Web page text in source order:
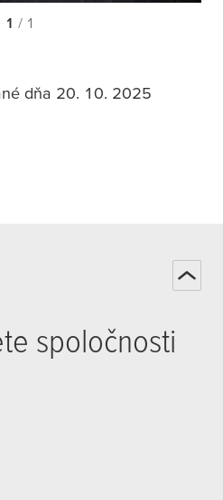
1 / 1
dňa 20. 10. 2025
spoločnosti